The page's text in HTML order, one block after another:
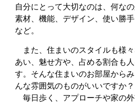
自分にとって大切なのは、何な
素材、機能、デザイン、使い勝
など。
また、住まいのスタイルも様々
あい、魅せ方や、占める割合も
す。そんな住まいのお部屋から
んな雰囲気のものがいいですか？
毎日歩く、アプローチや家の